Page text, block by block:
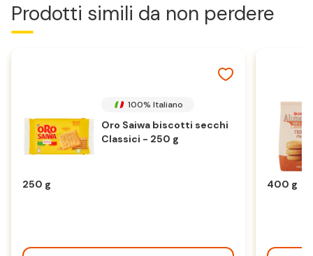
Prodotti simili da non perdere
100% Italiano
Oro Saiwa biscotti secchi
Classici - 250 g
250 g 400 g